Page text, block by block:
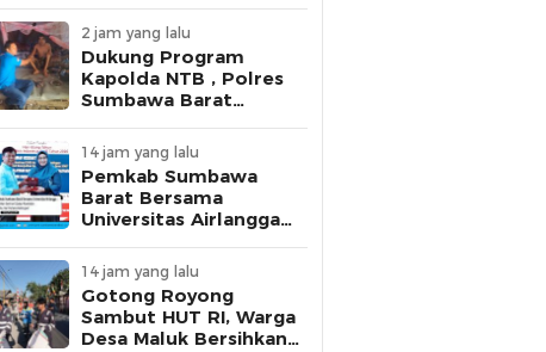
Intensifkan
Pengecekan Rutan
Secara Berkala
2 jam yang lalu
Dukung Program
Kapolda NTB , Polres
Sumbawa Barat
dan Pendekatan
Humanis di Masyarakat
14 jam yang lalu
Pemkab Sumbawa
Barat Bersama
Universitas Airlangga
Edukasi Kesehatan
Seribu Hari Pertama
Kehidupan
14 jam yang lalu
Gotong Royong
Sambut HUT RI, Warga
Desa Maluk Bersihkan